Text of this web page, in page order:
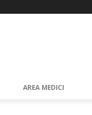
AREA MEDICI